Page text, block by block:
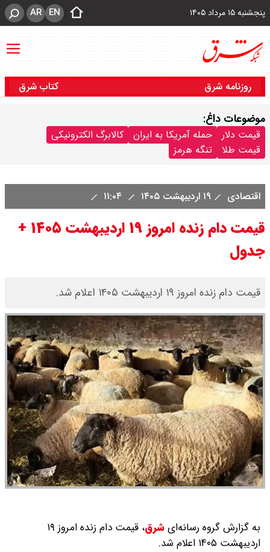
پنجشنبه ۱۵ مرداد ۱۴۰۵ EN
AR
روزنامه شرق کتاب شرق
موضوعات داغ:
قیمت دلار حمله آمریکا به ایران
کالابرگ الکترونیکی
قیمت طلا
تنگه هرمز
اقتصادی ۱۹ اردیبهشت ۱۴۰۵
قیمت دام زنده امروز ۱۹ اردیبهشت ۱۴۰۵ +
جدول
قیمت دام زنده امروز ۱۹ اردیبهشت ۱۴۰۵ اعلام شد.
به گزارش گروه رسانه‌ایشرق،
قیمت دام زنده امروز ۱۹
اردیبهشت ۱۴۰۵ اعلام شد.